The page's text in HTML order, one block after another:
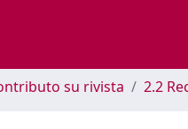
su rivista 2.2